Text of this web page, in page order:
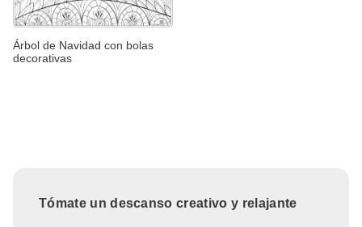
Árbol de Navidad con bolas
decorativas
Tómate un descanso creativo y relajante